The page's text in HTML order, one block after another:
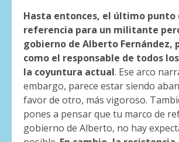
Hasta entonces, el último punto
referencia para un militante
gobierno de Alberto Fernández,
como el responsable de todos
la coyuntura actual. Ese arco
embargo, parece estar siendo
favor de otro, más vigoroso.
pones a pensar que tu marco de
gobierno de Alberto, no hay